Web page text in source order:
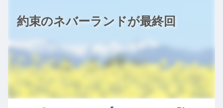
約束のネバーランドが最終回